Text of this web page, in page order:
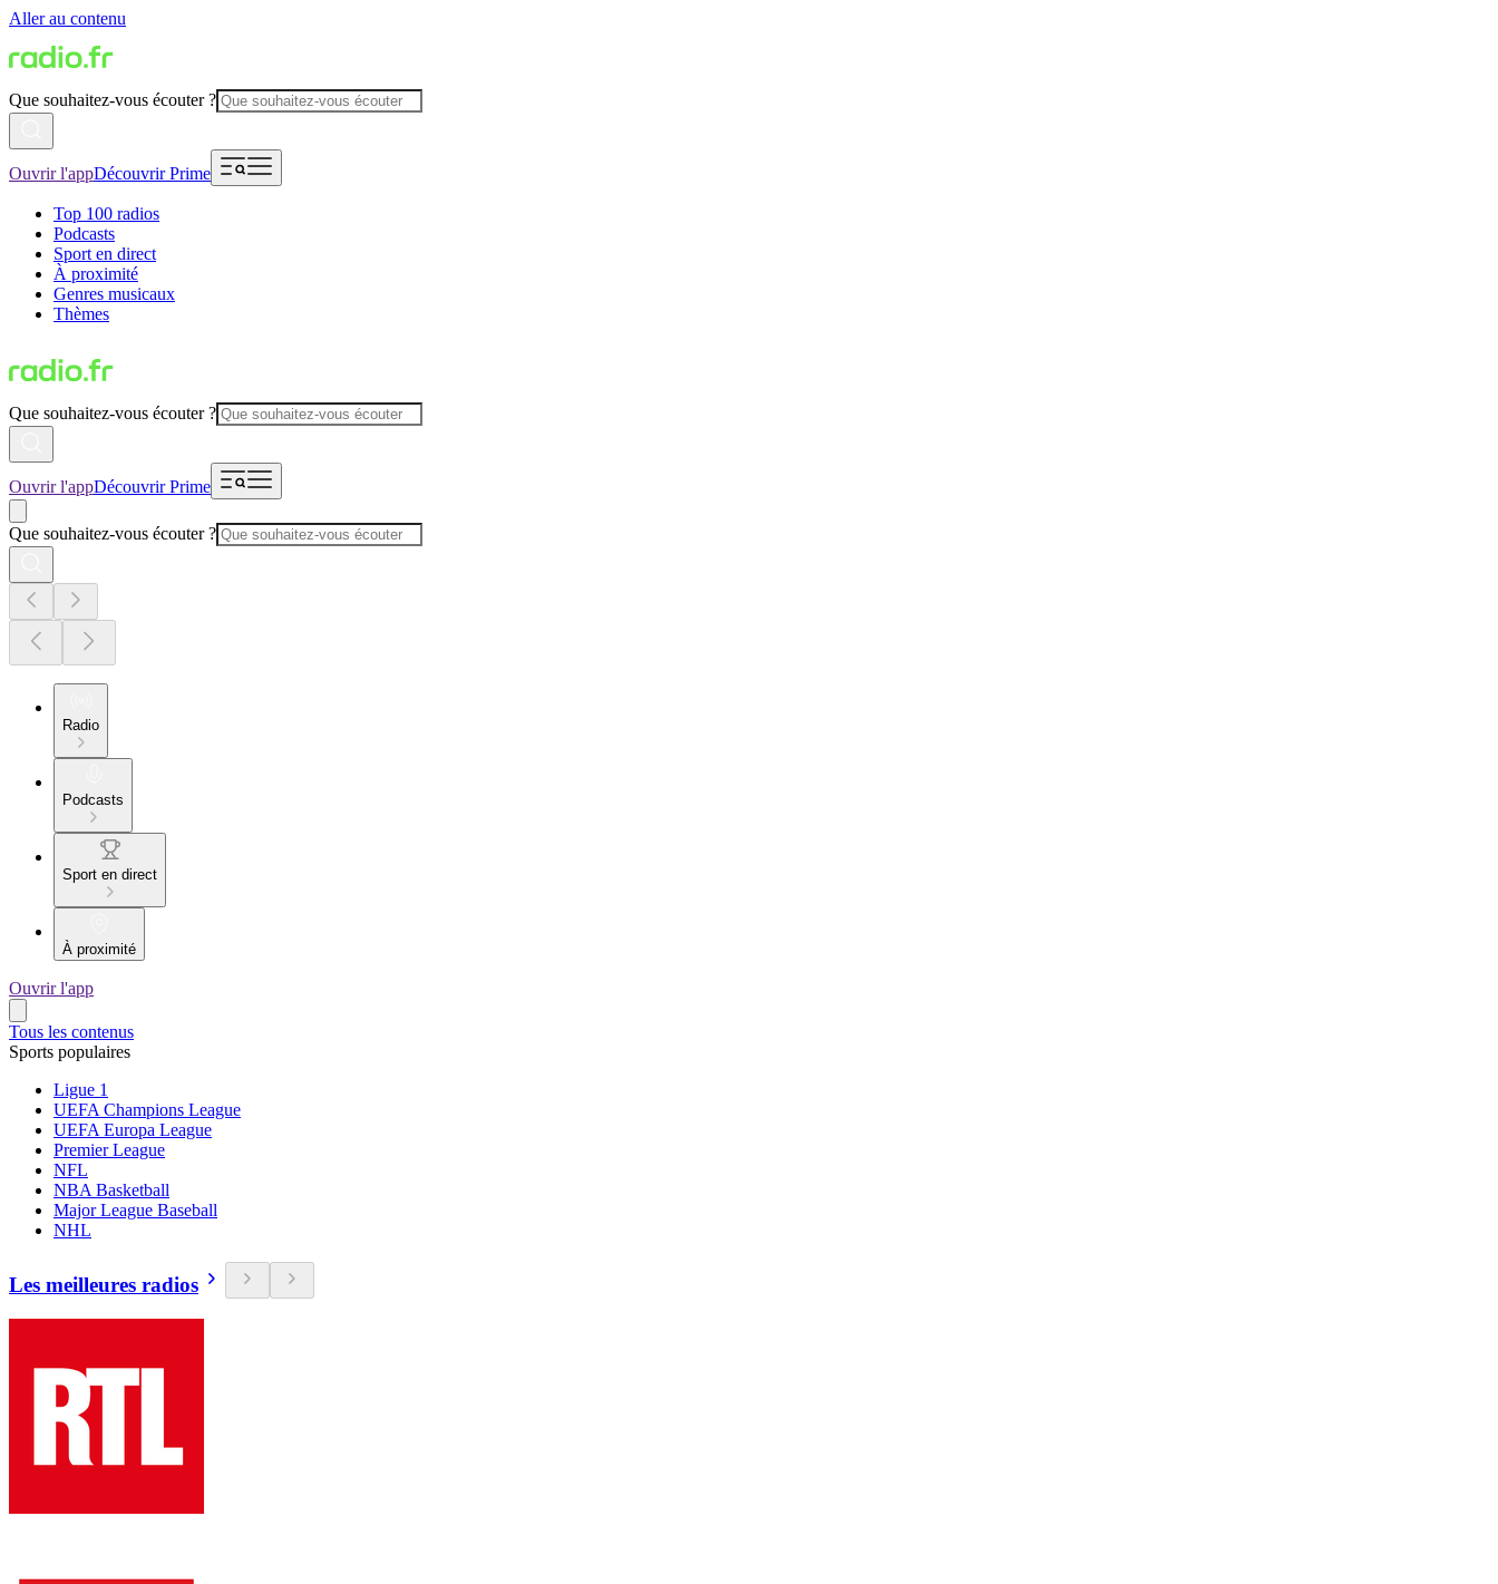
Aller au contenu
Que souhaitez-vous écouter ?
Ouvrir l'appDécouvrir Prime
Top 100 radios
Podcasts
Sport en direct
À proximité
Genres musicaux
Thèmes
Que souhaitez-vous écouter ?
Ouvrir l'appDécouvrir Prime
Que souhaitez-vous écouter ?
Radio
Podcasts
Sport en direct
À proximité
Ouvrir l'app
Tous les contenus
Sports populaires
Ligue 1
UEFA Champions League
UEFA Europa League
Premier League
NFL
NBA Basketball
Major League Baseball
NHL
Les meilleures radios